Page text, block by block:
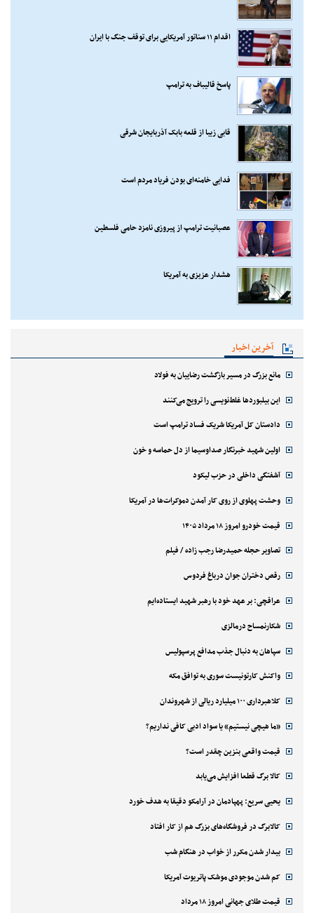
اقدام ۱۱ سناتور آمریکایی برای توقف جنگ با ایران
پاسخ قالیباف به ترامپ
قابی زیبا از قلعه بابک آذربایجان شرقی
فدایی خامنه‌ای بودن فریاد مردم است
عصبانیت ترامپ از پیروزی نامزد حامی فلسطین
هشدار عزیزی به آمریکا
آخرین اخبار
مانع بزرگ در مسیر بازگشت رضاییان به فولاد
این بیلبوردها غلط‌نویسی را ترویج می‌کنند
دادستان کل آمریکا شریک فساد ترامپ است
اولین شهید خبرنگار صداوسیما از دل حماسه و خون
آشفتگی داخلی در حزب لیکود
وحشت پهلوی از روی کار آمدن دموکرات‌ها در آمریکا
قیمت خودرو امروز ۱۸ مرداد ۱۴۰۵
تصاویر حجله حمیدرضا رجب زاده / فیلم
رقص دختران جوان درباغ فردوس
عراقچی: بر عهد خود با رهبر شهید ایستاده‌ایم
شکارنمساح درمالزی
سپاهان به دنبال جذب مدافع پرسپولیس
واکنش کارتونیست سوری به توافق مکه
کلاهبرداری ۱۰۰ میلیارد ریالی از شهروندان
«ما هیچی نیستیم» یا سواد ادبی کافی نداریم؟
قیمت واقعی بنزین چقدر است؟
کالا برگ قطعا افزایش می‌یابد
یحیی سریع: پهپادمان در آرامکو دقیقا به هدف خورد
کالابرگ در فروشگاه‌های بزرگ هم از کار افتاد
بیدار شدن مکرر از خواب در هنگام شب
کم شدن موجودی موشک پاتریوت آمریکا
قیمت طلای جهانی امروز ۱۸ مرداد